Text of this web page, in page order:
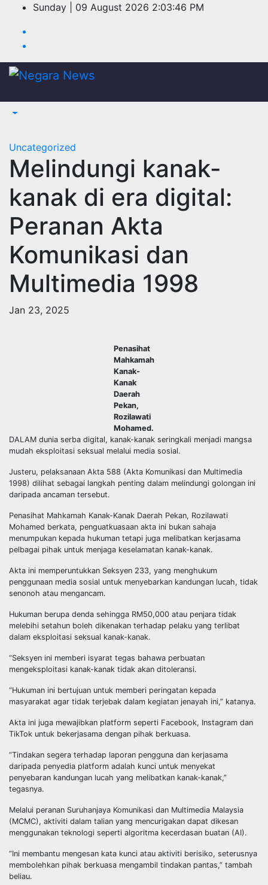
content
Sunday | 09 August 2026 2:03:46 PM
Uncategorized
Melindungi kanak-
kanak di era digital:
Peranan Akta
Komunikasi dan
Multimedia 1998
Jan 23, 2025
Penasihat
Mahkamah
Kanak-
Kanak
Daerah
Pekan,
Rozilawati
Mohamed.
DALAM dunia serba digital, kanak-kanak seringkali menjadi mangsa
mudah eksploitasi seksual melalui media sosial.
Justeru, pelaksanaan Akta 588 (Akta Komunikasi dan Multimedia
1998) dilihat sebagai langkah penting dalam melindungi golongan ini
daripada ancaman tersebut.
Penasihat Mahkamah Kanak-Kanak Daerah Pekan, Rozilawati
Mohamed berkata, penguatkuasaan akta ini bukan sahaja
menumpukan kepada hukuman tetapi juga melibatkan kerjasama
pelbagai pihak untuk menjaga keselamatan kanak-kanak.
Akta ini memperuntukkan Seksyen 233, yang menghukum
penggunaan media sosial untuk menyebarkan kandungan lucah, tidak
senonoh atau mengancam.
Hukuman berupa denda sehingga RM50,000 atau penjara tidak
melebihi setahun boleh dikenakan terhadap pelaku yang terlibat
dalam eksploitasi seksual kanak-kanak.
“Seksyen ini memberi isyarat tegas bahawa perbuatan
mengeksploitasi kanak-kanak tidak akan ditoleransi.
“Hukuman ini bertujuan untuk memberi peringatan kepada
masyarakat agar tidak terjebak dalam kegiatan jenayah ini,” katanya.
Akta ini juga mewajibkan platform seperti Facebook, Instagram dan
TikTok untuk bekerjasama dengan pihak berkuasa.
“Tindakan segera terhadap laporan pengguna dan kerjasama
daripada penyedia platform adalah kunci untuk menyekat
penyebaran kandungan lucah yang melibatkan kanak-kanak,”
tegasnya.
Melalui peranan Suruhanjaya Komunikasi dan Multimedia Malaysia
(MCMC), aktiviti dalam talian yang mencurigakan dapat dikesan
menggunakan teknologi seperti algoritma kecerdasan buatan (AI).
“Ini membantu mengesan kata kunci atau aktiviti berisiko, seterusnya
membolehkan pihak berkuasa mengambil tindakan pantas,” tambah
beliau.